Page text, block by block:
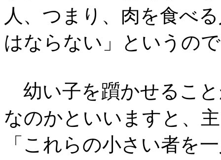
人、つまり、肉を食べ
はならない」というの
幼い子を躓かせるこ
なのかといいますと、
「これらの小さい者を